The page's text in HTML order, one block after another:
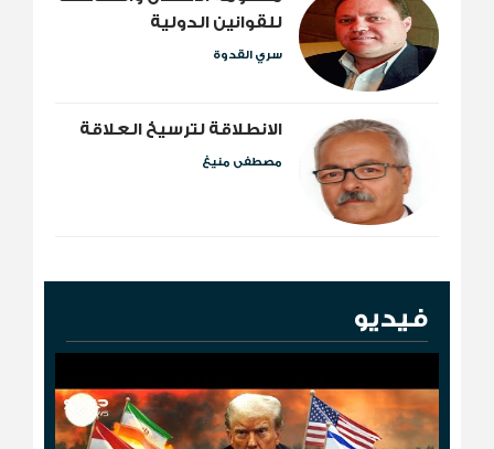
للقوانين الدولية
سري القدوة
الانطلاقة لترسيخ العلاقة
مصطفى منيغ
فيديو